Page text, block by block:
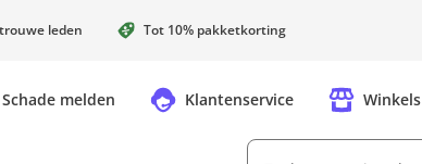
leden Tot 10% pakketkorting
Schade melden Klantenservice Winkels
Zoeken op unive.nl